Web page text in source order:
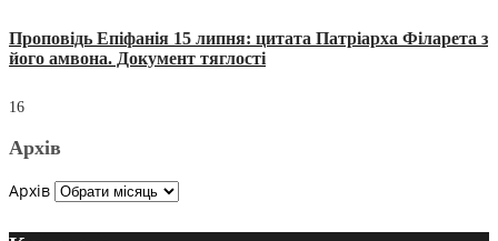
Проповідь Епіфанія 15 липня: цитата Патріарха Філарета з
його амвона. Документ тяглості
16
Архів
Архів